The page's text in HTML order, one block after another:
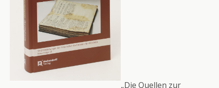
„Die Quellen zur